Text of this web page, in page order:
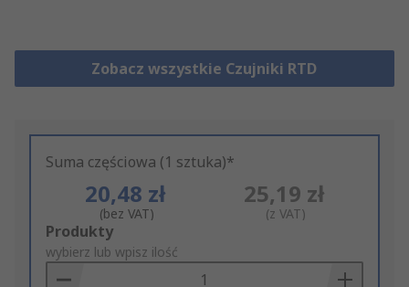
Zobacz wszystkie Czujniki RTD
Suma częściowa (1 sztuka)*
20,48 zł
(bez VAT)
25,19 zł
(z VAT)
Add
to
Basket
Produkty
wybierz lub wpisz ilość